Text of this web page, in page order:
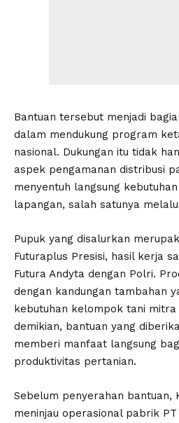
Bantuan tersebut menjadi
dalam mendukung program
nasional. Dukungan itu tidak
aspek pengamanan distribusi
menyentuh langsung
lapangan, salah satunya
Pupuk yang disalurkan
Futuraplus Presisi, hasil kerja
Futura Andyta dengan Polri.
dengan kandungan tambahan
kebutuhan kelompok tani mitra
demikian, bantuan yang
memberi manfaat langsung
produktivitas pertanian.
Sebelum penyerahan bantuan,
meninjau operasional pabrik